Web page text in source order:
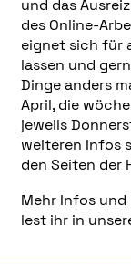
und das
des Online-
eignet sich für
lassen und
Dinge anders
April, die
jeweils
weiteren Infos
den Seiten der
Mehr Infos und
lest ihr in